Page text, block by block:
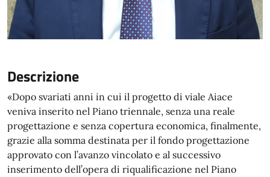
Descrizione
«Dopo svariati anni in cui il progetto di viale Aiace
veniva inserito nel Piano triennale, senza una reale
progettazione e senza copertura economica, finalmente,
grazie alla somma destinata per il fondo progettazione
approvato con l’avanzo vincolato e al successivo
inserimento dell’opera di riqualificazione nel Piano